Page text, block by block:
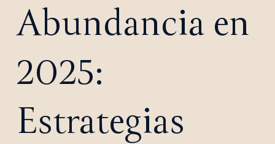
Abundancia en
2025:
Estrategias